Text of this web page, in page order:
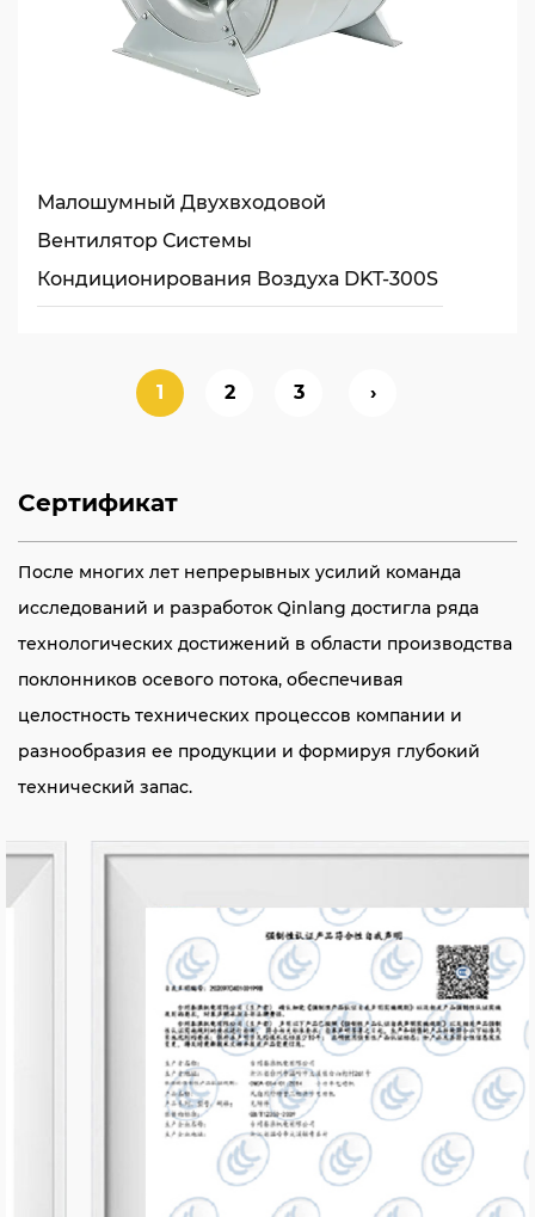
Малошумный Двухвходовой
Вентилятор Системы
Кондиционирования Воздуха DKT-300S
1 2 3 ›
Сертификат
После многих лет непрерывных усилий команда
исследований и разработок Qinlang достигла ряда
технологических достижений в области производства
поклонников осевого потока, обеспечивая
целостность технических процессов компании и
разнообразия ее продукции и формируя глубокий
технический запас.